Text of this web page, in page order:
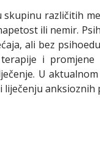
skupinu različitih
ili nemir.
ali bez
terapije i
U
anksioznih